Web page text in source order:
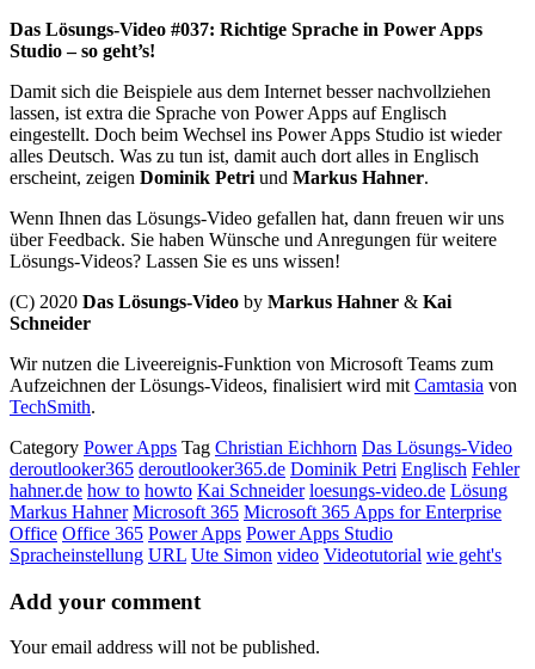
Das Lösungs-Video #037: Richtige Sprache in Power Apps
Studio – so geht’s!
Damit sich die Beispiele aus dem Internet besser nachvollziehen
lassen, ist extra die Sprache von Power Apps auf Englisch
eingestellt. Doch beim Wechsel ins Power Apps Studio ist wieder
alles Deutsch. Was zu tun ist, damit auch dort alles in Englisch
erscheint, zeigen Dominik Petri und Markus Hahner.
Wenn Ihnen das Lösungs-Video gefallen hat, dann freuen wir uns
über Feedback. Sie haben Wünsche und Anregungen für weitere
Lösungs-Videos? Lassen Sie es uns wissen!
(C) 2020 Das Lösungs-Video by Markus Hahner & Kai
Schneider
Wir nutzen die Liveereignis-Funktion von Microsoft Teams zum
Aufzeichnen der Lösungs-Videos, finalisiert wird mit Camtasia von
TechSmith.
Category Power Apps Tag Christian Eichhorn Das Lösungs-Video
deroutlooker365 deroutlooker365.de Dominik Petri Englisch Fehler
hahner.de how to howto Kai Schneider loesungs-video.de Lösung
Markus Hahner Microsoft 365 Microsoft 365 Apps for Enterprise
Office Office 365 Power Apps Power Apps Studio
Spracheinstellung URL Ute Simon video Videotutorial wie geht's
Add your comment
Your email address will not be published.